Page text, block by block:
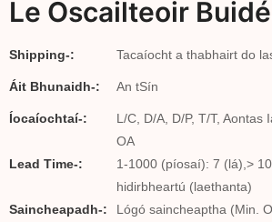
Le Oscailteoir
Shipping-: Tacaíocht a thabhairt do
Áit Bhunaidh-: An tSín
Íocaíochtaí-:
L/C, D/A, D/P, T/T, Aontas
OA
Lead Time-:
1-1000 (píosaí): 7 (lá),>
hidirbheartú (laethanta)
Saincheapadh-:
Lógó saincheaptha (Min.